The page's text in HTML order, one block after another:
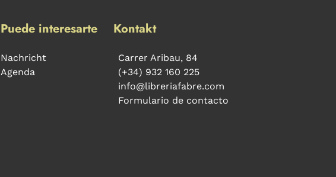
Puede interesarte
Nachricht
Agenda
Kontakt
Carrer Aribau, 84
(+34) 932 160 225
info@libreriafabre.com
Formulario de contacto